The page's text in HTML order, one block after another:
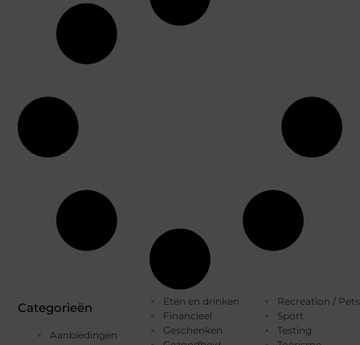
Categorieën
Aanbiedingen
Eten en drinken
Financieel
Geschenken
Recreation / Pets
Sport
Testing